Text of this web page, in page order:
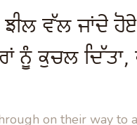
ਝੀਲ ਵੱਲ ਜਾਂਦੇ
ਨੂੰ ਕੁਚਲ
on their way to